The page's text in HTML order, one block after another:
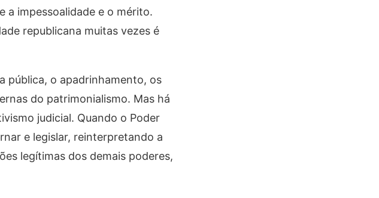
a impessoalidade e o mérito.
republicana muitas vezes é
pública, o apadrinhamento, os
do patrimonialismo. Mas há
judicial. Quando o Poder
e legislar, reinterpretando a
legítimas dos demais poderes,